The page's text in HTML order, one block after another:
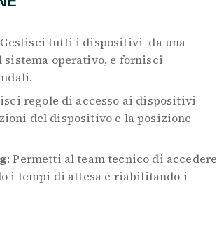
tutti i dispositivi da una
sistema operativo, e fornisci
regole di accesso ai dispositivi
del dispositivo e la posizione
: Permetti al team tecnico di accedere
i tempi di attesa e riabilitando i